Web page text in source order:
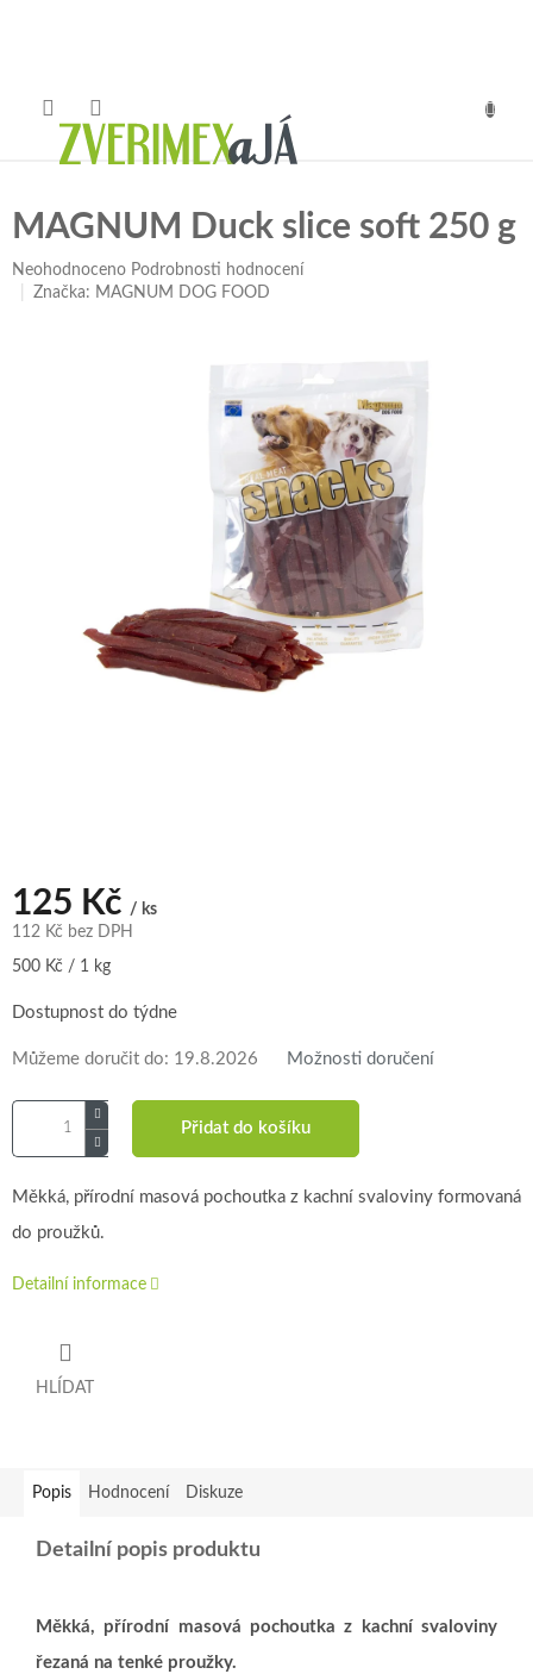
MAGNUM Duck slice soft 250 g
Průměrné
hodnocení
Neohodnoceno Podrobnosti hodnocení
Značka: MAGNUM DOG FOOD
125 Kč / ks
112 Kč bez DPH
Měrná
500 Kč / 1 kg
Dostupnost do týdne
Můžeme doručit do: 19.8.2026 Možnosti doručení
Přidat do košíku
Měkká, přírodní masová pochoutka z kachní svaloviny formovaná
do proužků.
Detailní informace
HLÍDAT
Popis Hodnocení Diskuze
Detailní popis produktu
Měkká, přírodní masová pochoutka z kachní svaloviny
řezaná na tenké proužky.